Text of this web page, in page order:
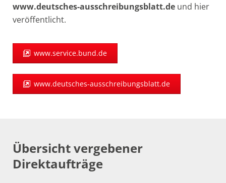
www.deutsches-ausschreibungsblatt.deund hier
veröffentlicht.
www.service.bund.de
www.deutsches-ausschreibungsblatt.de
Übersicht vergebener
Direktaufträge